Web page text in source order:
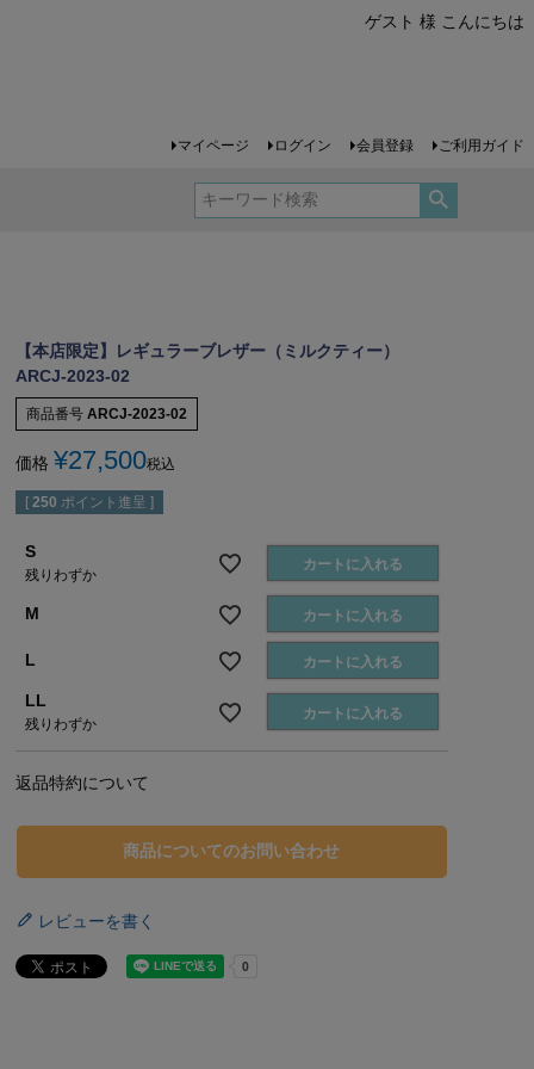
ゲスト 様 こんにちは
マイページ ログイン 会員登録 ご利用ガイド
【本店限定】レギュラーブレザー（ミルクティー）
ARCJ-2023-02
商品番号 ARCJ-2023-02
価格 ¥27,500税込
[ 250 ポイント進呈 ]
S
残りわずか
カートに入れる
M カートに入れる
L カートに入れる
LL
残りわずか
カートに入れる
返品特約について
商品についてのお問い合わせ
レビューを書く